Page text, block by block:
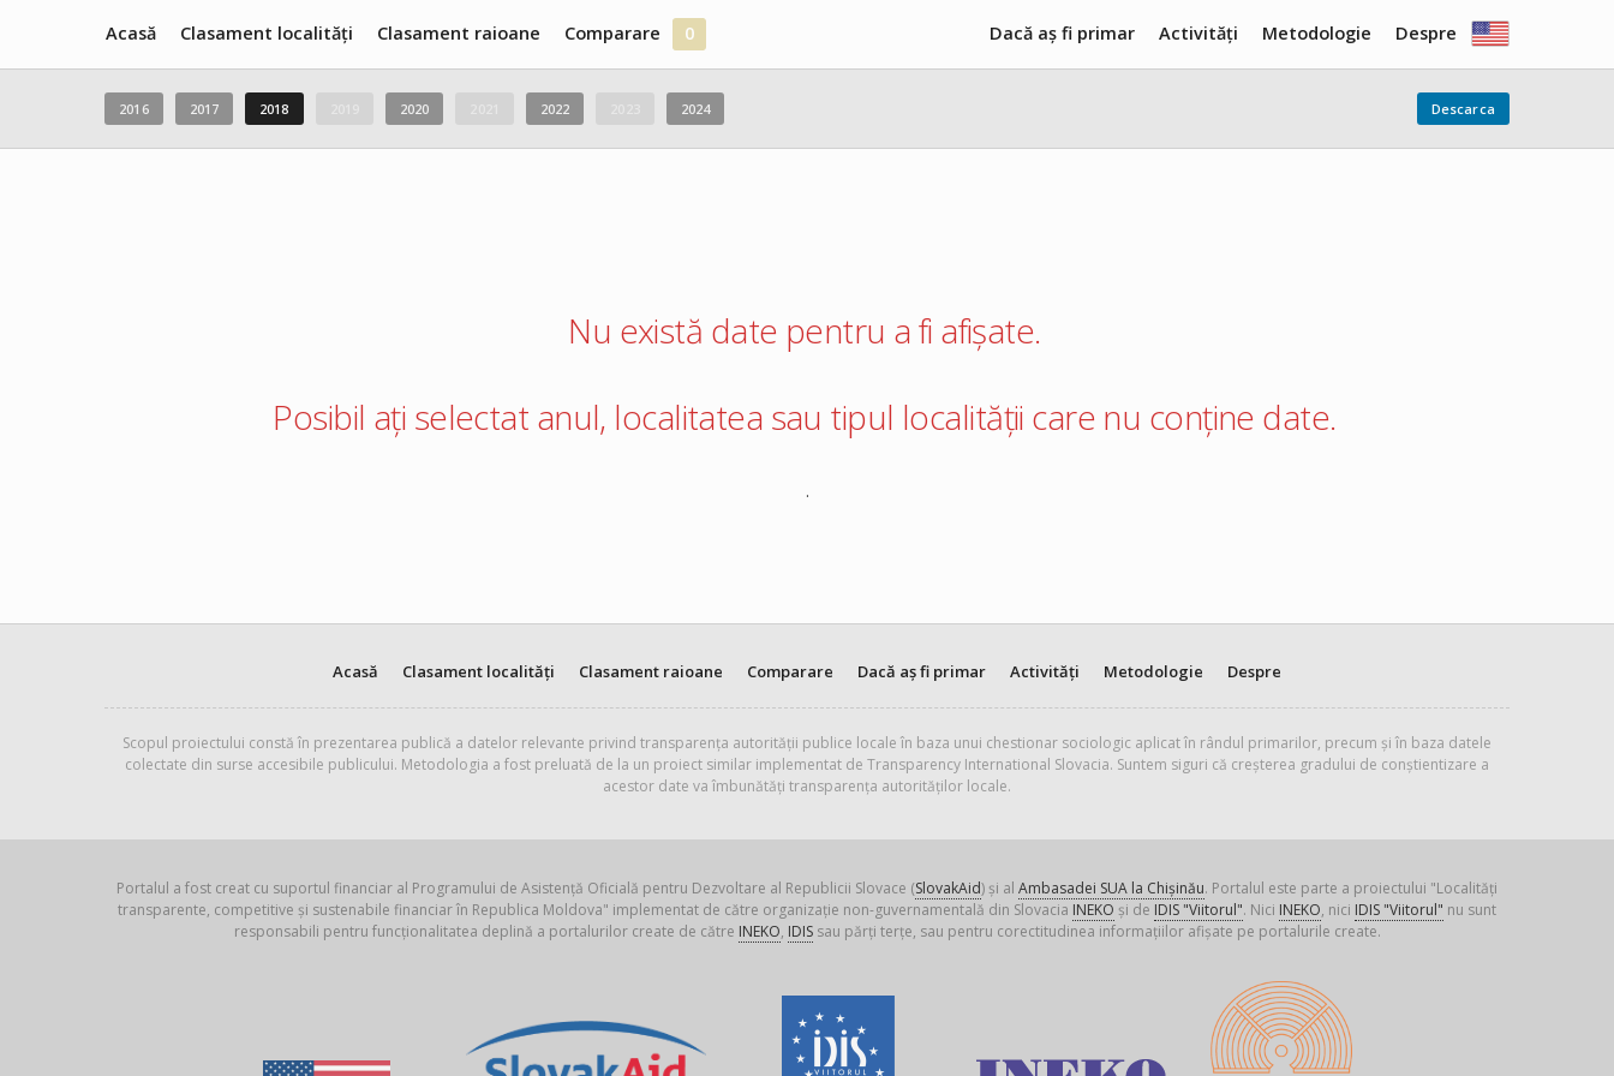
Acasă Despre
Clasament localități Metodologie
Clasament raioane Activități
Comparare 0 Dacă aș fi primar
2016 2017 2018 2020 2022 2024 Descarca
Nu există date pentru a fi afișate.
Posibil ați selectat anul, localitatea sau tipul localității care nu conține date.
.
Acasă Clasament localități Clasament raioane Comparare Dacă aș fi primar Activități Metodologie Despre
Scopul proiectului constă în prezentarea publică a datelor relevante privind transparența autorității publice locale în baza unui chestionar sociologic aplicat în rândul primarilor, precum și în baza datele
colectate din surse accesibile publicului. Metodologia a fost preluată de la un proiect similar implementat de Transparency International Slovacia. Suntem siguri că creșterea gradului de conștientizare a
acestor date va îmbunătăți transparența autorităților locale.
Portalul a fost creat cu suportul financiar al Programului de Asistență Oficială pentru Dezvoltare al Republicii Slovace (SlovakAid) și al Ambasadei SUA la Chișinău. Portalul este parte a proiectului "Localități
transparente, competitive și sustenabile financiar în Republica Moldova" implementat de către organizație non-guvernamentală din Slovacia INEKO și de IDIS "Viitorul". Nici INEKO, nici IDIS "Viitorul" nu sunt
responsabili pentru funcționalitatea deplină a portalurilor create de către INEKO, IDISsau părți terțe, sau pentru corectitudinea informațiilor afișate pe portalurile create.